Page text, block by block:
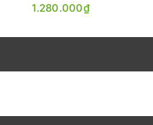
1.280.000₫